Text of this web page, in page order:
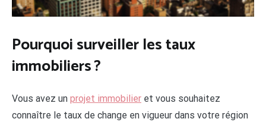
Pourquoi surveiller les taux
immobiliers ?
Vous avez un projet immobilier et vous souhaitez
connaître le taux de change en vigueur dans votre région